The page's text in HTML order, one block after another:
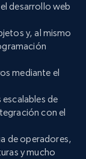
desarrollo web
y, al mismo
mediante el
escalables de
con el
de operadores,
y mucho